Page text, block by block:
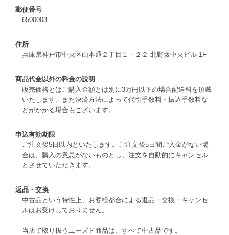
郵便番号
6500003
住所
兵庫県神戸市中央区山本通２丁目１－２２ 北野坂中央ビル 1F
商品代金以外の料金の説明
販売価格とはご購入金額とは別に3万円以下の場合配送料を頂戴
いたします。また決済方法によって代引手数料・振込手数料な
どがかかる場合もございます。
申込有効期限
ご注文後5日以内といたします。ご注文後5日間ご入金がない場
合は、購入の意思がないものとし、注文を自動的にキャンセル
とさせていただきます。
返品・交換
中古品という特性上、お客様都合による返品・交換・キャンセ
ルはお受けしておりません。
当店で取り扱うユーズド商品は、すべて中古品です。